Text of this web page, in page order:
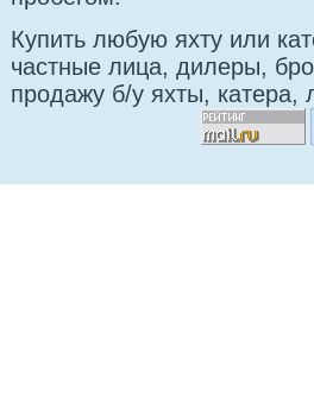
Купить любую яхту или
частные лица, дилеры,
продажу б/у яхты, катера,